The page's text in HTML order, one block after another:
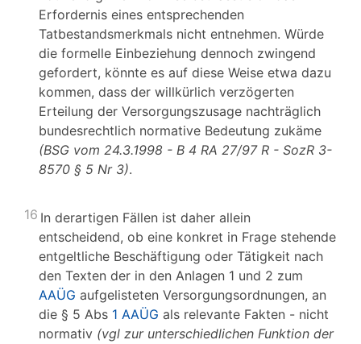
Erfordernis eines entsprechenden
Tatbestandsmerkmals nicht entnehmen. Würde
die formelle Einbeziehung dennoch zwingend
gefordert, könnte es auf diese Weise etwa dazu
kommen, dass der willkürlich verzögerten
Erteilung der Versorgungszusage nachträglich
bundesrechtlich normative Bedeutung zukäme
(BSG vom 24.3.1998 - B 4 RA 27/97 R - SozR 3-
8570 § 5 Nr 3).
16 In derartigen Fällen ist daher allein
entscheidend, ob eine konkret in Frage stehende
entgeltliche Beschäftigung oder Tätigkeit nach
den Texten der in den Anlagen 1 und 2 zum
AAÜG aufgelisteten Versorgungsordnungen, an
die § 5 Abs 1 AAÜG als relevante Fakten - nicht
normativ (vgl zur unterschiedlichen Funktion der